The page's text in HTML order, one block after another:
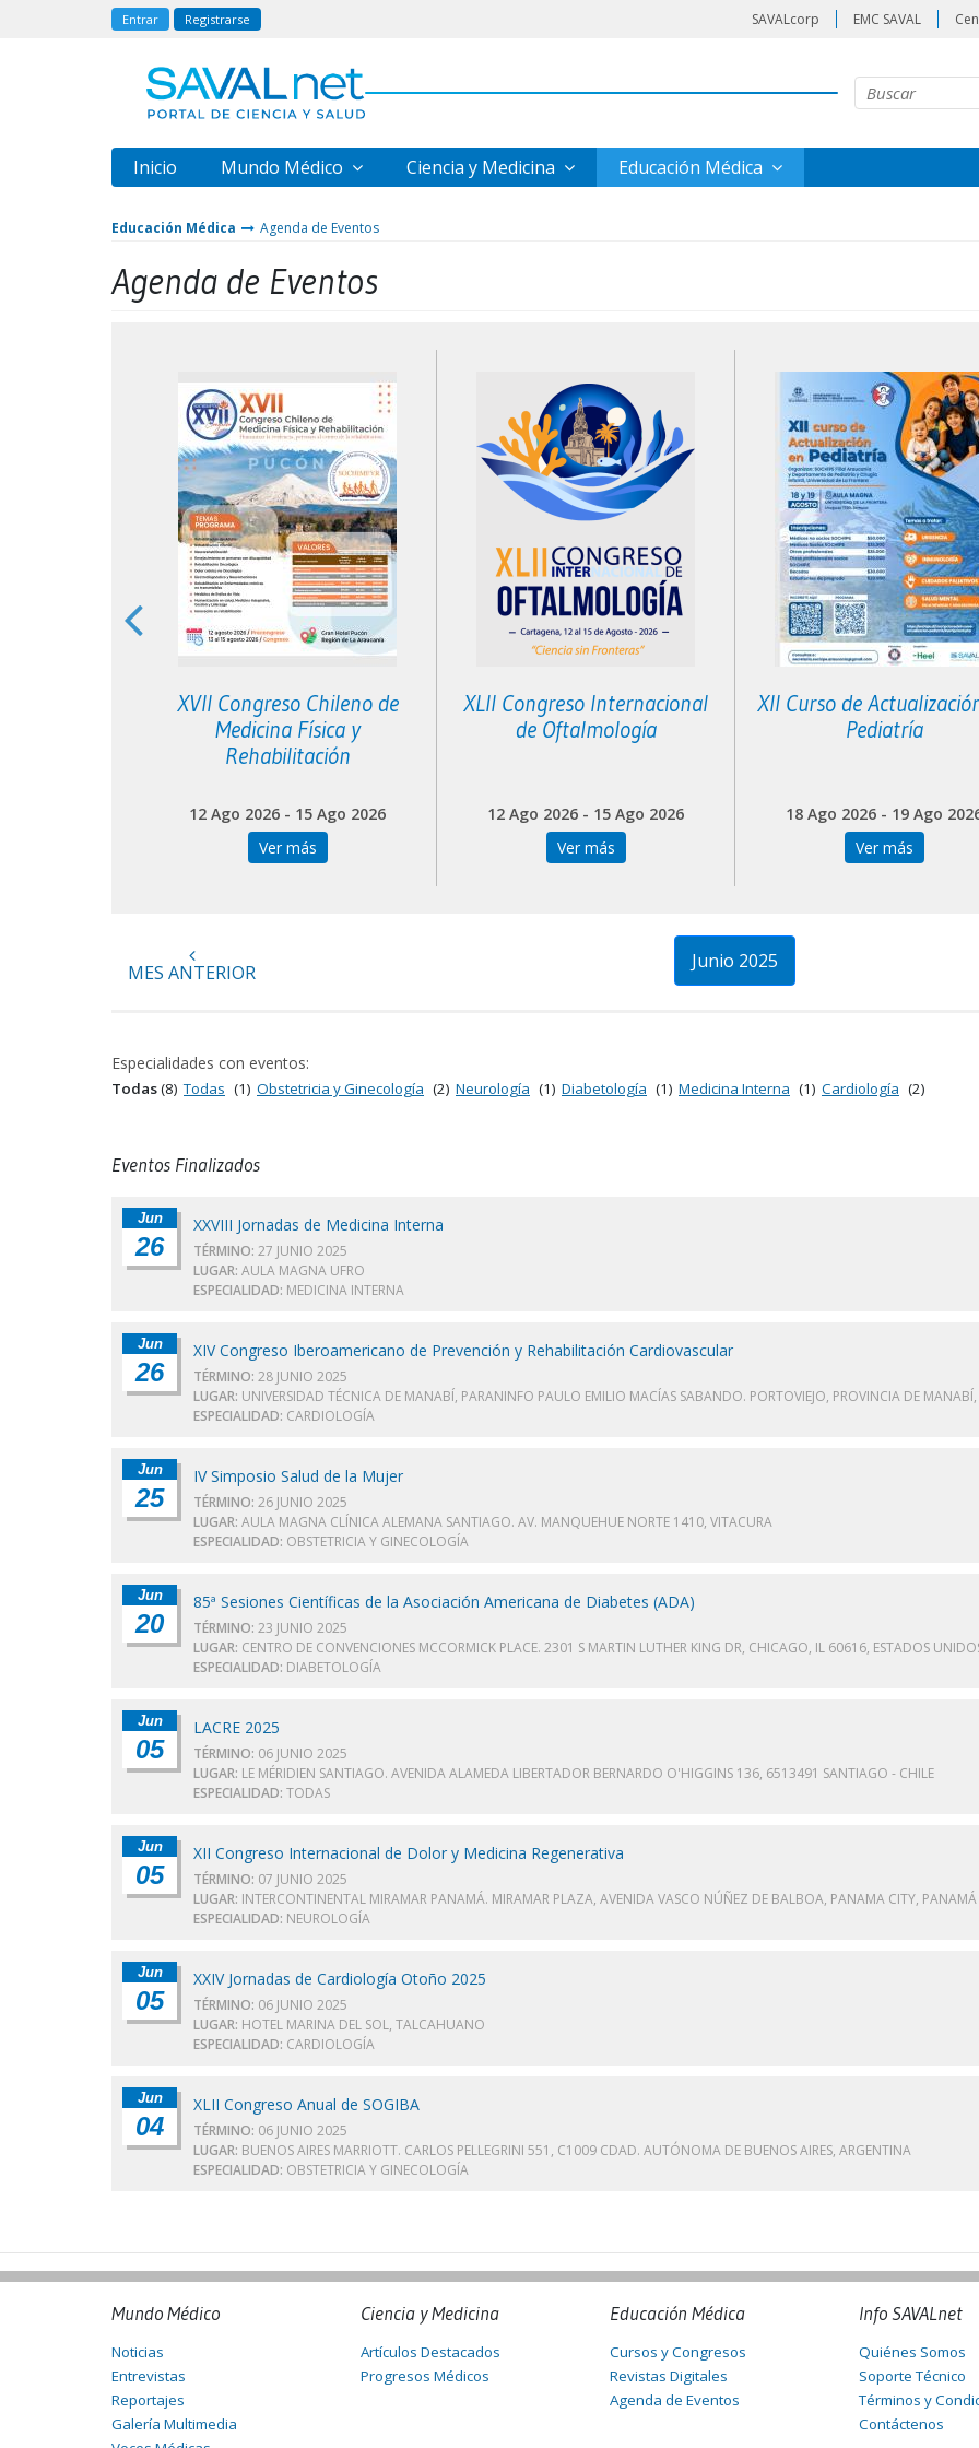
Entrar Registrarse SAVALcorp EMC SAVAL
Inicio Mundo Médico Ciencia y Medicina Educación Médica
Educación Médica Agenda de Eventos
Agenda de Eventos
XVII Congreso Chileno de
Medicina Física y
Rehabilitación
12 Ago 2026 - 15 Ago 2026
Ver más
XLII Congreso Internacional
de Oftalmología
12 Ago 2026 - 15 Ago 2026
Ver más
XII Curso de
Pediatría
18 Ago 2026 - 19 Ago
Ver más
MES ANTERIOR Junio 2025
Especialidades con eventos:
Todas(8) Todas (1) Obstetricia y Ginecología (2) Neurología (1) Diabetología (1) Medicina Interna (1) Cardiología (2)
Eventos Finalizados
Jun
26
XXVIII Jornadas de Medicina Interna
TÉRMINO: 27 JUNIO 2025
LUGAR: AULA MAGNA UFRO
ESPECIALIDAD: MEDICINA INTERNA
Jun
26
XIV Congreso Iberoamericano de Prevención y Rehabilitación Cardiovascular
TÉRMINO: 28 JUNIO 2025
LUGAR: UNIVERSIDAD TÉCNICA DE MANABÍ, PARANINFO PAULO EMILIO MACÍAS SABANDO. PORTOVIEJO, PROVINCIA DE
ESPECIALIDAD: CARDIOLOGÍA
Jun
25
IV Simposio Salud de la Mujer
TÉRMINO: 26 JUNIO 2025
LUGAR: AULA MAGNA CLÍNICA ALEMANA SANTIAGO. AV. MANQUEHUE NORTE 1410, VITACURA
ESPECIALIDAD: OBSTETRICIA Y GINECOLOGÍA
Jun
20
85ª Sesiones Científicas de la Asociación Americana de Diabetes (ADA)
TÉRMINO: 23 JUNIO 2025
LUGAR: CENTRO DE CONVENCIONES MCCORMICK PLACE. 2301 S MARTIN LUTHER KING DR, CHICAGO, IL 60616, ESTADOS
ESPECIALIDAD: DIABETOLOGÍA
Jun
05
LACRE 2025
TÉRMINO: 06 JUNIO 2025
LUGAR: LE MÉRIDIEN SANTIAGO. AVENIDA ALAMEDA LIBERTADOR BERNARDO O'HIGGINS 136, 6513491 SANTIAGO - CHILE
ESPECIALIDAD: TODAS
Jun
05
XII Congreso Internacional de Dolor y Medicina Regenerativa
TÉRMINO: 07 JUNIO 2025
LUGAR: INTERCONTINENTAL MIRAMAR PANAMÁ. MIRAMAR PLAZA, AVENIDA VASCO NÚÑEZ DE BALBOA, PANAMA CITY, PANAMÁ
ESPECIALIDAD: NEUROLOGÍA
Jun
05
XXIV Jornadas de Cardiología Otoño 2025
TÉRMINO: 06 JUNIO 2025
LUGAR: HOTEL MARINA DEL SOL, TALCAHUANO
ESPECIALIDAD: CARDIOLOGÍA
Jun
04
XLII Congreso Anual de SOGIBA
TÉRMINO: 06 JUNIO 2025
LUGAR: BUENOS AIRES MARRIOTT. CARLOS PELLEGRINI 551, C1009 CDAD. AUTÓNOMA DE BUENOS AIRES, ARGENTINA
ESPECIALIDAD: OBSTETRICIA Y GINECOLOGÍA
Mundo Médico
Noticias
Entrevistas
Reportajes
Galería Multimedia
Ciencia y Medicina
Artículos Destacados
Progresos Médicos
Educación Médica
Cursos y Congresos
Revistas Digitales
Agenda de Eventos
Info SAVALnet
Quiénes Somos
Soporte Técnico
Términos y
Contáctenos